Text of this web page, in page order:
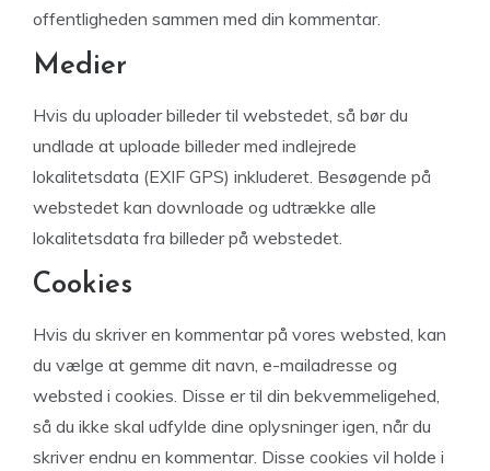
offentligheden sammen med din kommentar.
Medier
Hvis du uploader billeder til webstedet, så bør du
undlade at uploade billeder med indlejrede
lokalitetsdata (EXIF GPS) inkluderet. Besøgende på
webstedet kan downloade og udtrække alle
lokalitetsdata fra billeder på webstedet.
Cookies
Hvis du skriver en kommentar på vores websted, kan
du vælge at gemme dit navn, e-mailadresse og
websted i cookies. Disse er til din bekvemmeligehed,
så du ikke skal udfylde dine oplysninger igen, når du
skriver endnu en kommentar. Disse cookies vil holde i